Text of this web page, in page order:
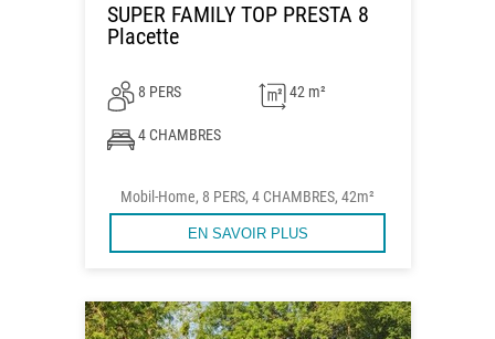
SUPER FAMILY TOP PRESTA 8
Placette
8 PERS 42 m²
4 CHAMBRES
Mobil-Home, 8 PERS, 4 CHAMBRES, 42m²
EN SAVOIR PLUS